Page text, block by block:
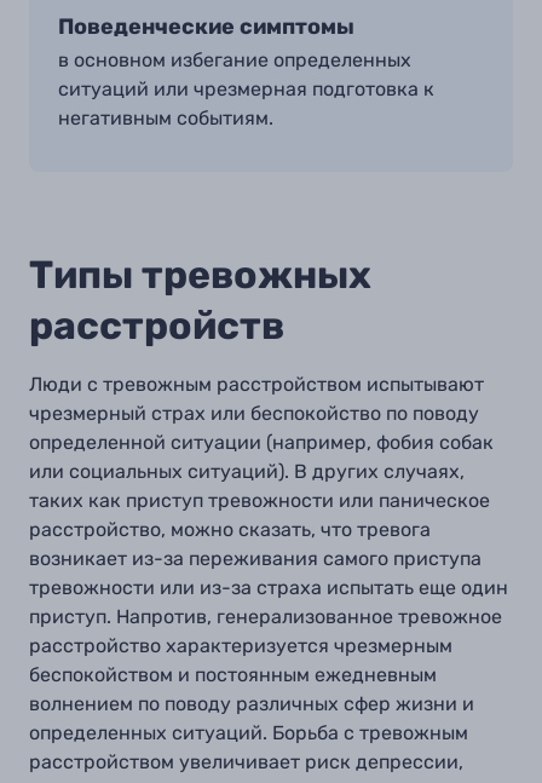
Поведенческие симптомы
в основном избегание определенных
ситуаций или чрезмерная подготовка к
негативным событиям.
Типы тревожных
расстройств
Люди с тревожным расстройством испытывают
чрезмерный страх или беспокойство по поводу
определенной ситуации (например, фобия собак
или социальных ситуаций). В других случаях,
таких как приступ тревожности или паническое
расстройство, можно сказать, что тревога
возникает из-за переживания самого приступа
тревожности или из-за страха испытать еще один
приступ. Напротив, генерализованное тревожное
расстройство характеризуется чрезмерным
беспокойством и постоянным ежедневным
волнением по поводу различных сфер жизни и
определенных ситуаций. Борьба с тревожным
расстройством увеличивает риск депрессии,